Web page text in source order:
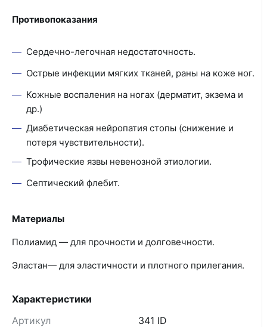
Противопоказания
Сердечно-легочная недостаточность.
Острые инфекции мягких тканей, раны на коже ног.
Кожные воспаления на ногах (дерматит, экзема и
др.)
Диабетическая нейропатия стопы (снижение и
потеря чувствительности).
Трофические язвы невенозной этиологии.
Септический флебит.
Материалы
Полиамид — для прочности и долговечности.
Эластан— для эластичности и плотного прилегания.
Характеристики
Артикул
341 ID